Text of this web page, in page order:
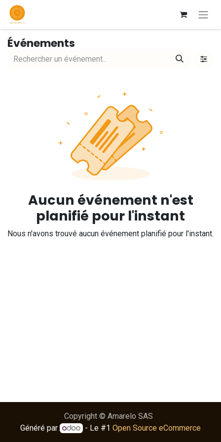
Événements
Aucun événement n'est
planifié pour l'instant
Nous n'avons trouvé aucun événement planifié pour l'instant.
Copyright © Amarelo SAS
Généré par
- Le #1 Open Source eCommerce